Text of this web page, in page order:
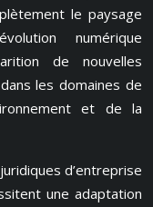
le paysage
numérique
de nouvelles
les domaines de
et de la
d’entreprise
une adaptation